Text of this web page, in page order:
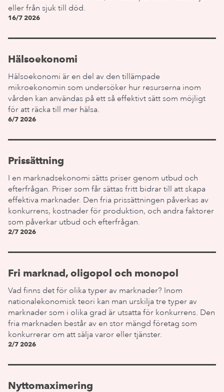
eller från sjuk till död.
16/7 2026
Hälsoekonomi
Hälsoekonomi är en del av den tillämpade
mikroekonomin som undersöker hur resurserna inom
vården kan användas på ett så effektivt sätt som möjligt
för att räcka till mer hälsa.
6/7 2026
Prissättning
I en marknadsekonomi sätts priser genom utbud och
efterfrågan. Priser som får sättas fritt bidrar till att skapa
effektiva marknader. Den fria prissättningen påverkas av
konkurrens, kostnader för produktion, och andra faktorer
som påverkar utbud och efterfrågan.
2/7 2026
Fri marknad, oligopol och monopol
Vad finns det för olika typer av marknader? Inom
nationalekonomisk teori kan man urskilja tre typer av
marknader som i olika grad är utsatta för konkurrens. Den
fria marknaden består av en stor mängd företag som
konkurrerar om att sälja varor eller tjänster.
2/7 2026
Nyttomaximering